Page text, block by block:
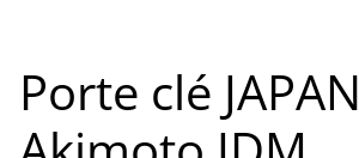
Porte clé JAPAN